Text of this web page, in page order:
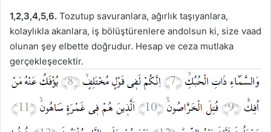
1,2,3,4,5,6. Tozutup savuranlara, ağırlık taşıyanlara,
kolaylıkla akanlara, iş bölüştürenlere andolsun ki, size vaad
olunan şey elbette doğrudur. Hesap ve ceza mutlaka
gerçekleşecektir.